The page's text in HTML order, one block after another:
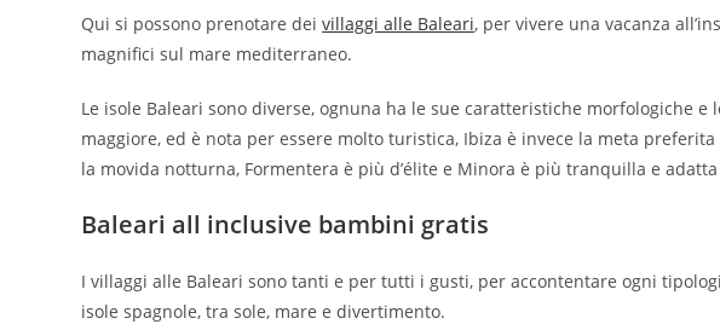
Qui si possono prenotare deivillaggi alle Baleari, per vivere una vacanza
magnifici sul mare mediterraneo.
Le isole Baleari sono diverse, ognuna ha le sue caratteristiche morfologiche
maggiore, ed è nota per essere molto turistica, Ibiza è invece la meta
la movida notturna, Formentera è più d’élite e Minora è più tranquilla e
Baleari all inclusive bambini gratis
I villaggi alle Baleari sono tanti e per tutti i gusti, per accontentare ogni
isole spagnole, tra sole, mare e divertimento.